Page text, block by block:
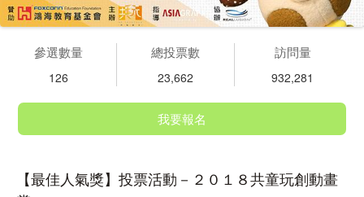
參選數量
126
總投票數
23,662
訪問量
932,281
我要報名
【最佳人氣獎】投票活動－２０１８共童玩創動畫